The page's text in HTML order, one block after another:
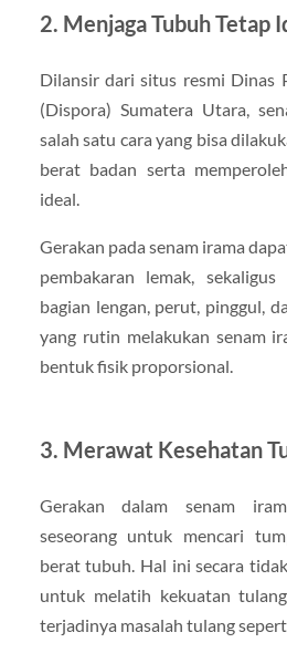
2. Menjaga Tubuh Tetap
Dilansir dari situs resmi Dinas
(Dispora) Sumatera Utara,
salah satu cara yang bisa
berat badan serta
ideal.
Gerakan pada senam irama
pembakaran lemak,
bagian lengan, perut, pinggul,
yang rutin melakukan senam
bentuk fisik proporsional.
3. Merawat Kesehatan
Gerakan dalam senam
seseorang untuk mencari
berat tubuh. Hal ini secara
untuk melatih kekuatan
terjadinya masalah tulang